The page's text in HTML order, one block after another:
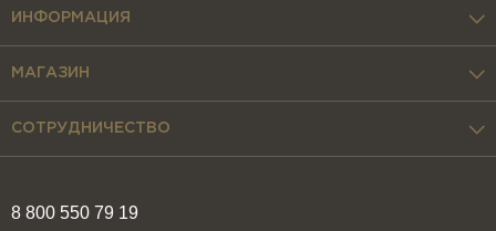
8 800 550 79 19
ИНФОРМАЦИЯ
МАГАЗИН
СОТРУДНИЧЕСТВО